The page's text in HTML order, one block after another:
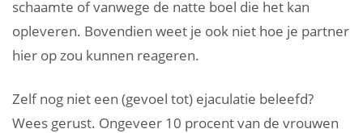
schaamte of vanwege de natte boel die het kan
opleveren. Bovendien weet je ook niet hoe je partner
hier op zou kunnen reageren.
Zelf nog niet een (gevoel tot) ejaculatie beleefd?
Wees gerust. Ongeveer 10 procent van de vrouwen